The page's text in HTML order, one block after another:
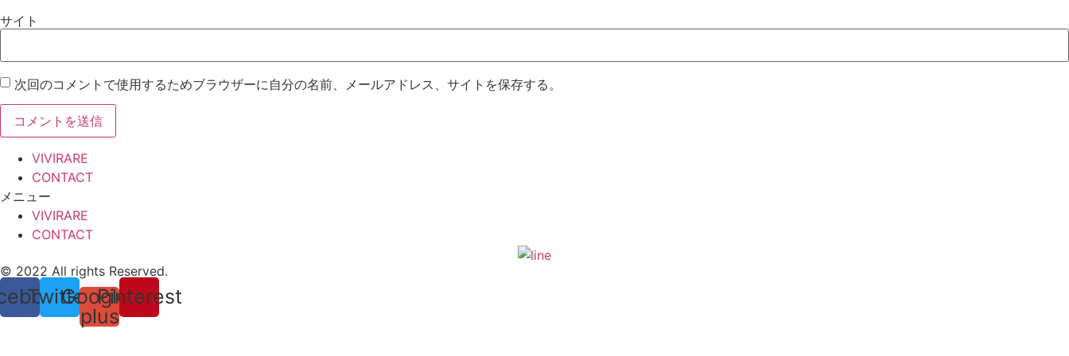
サイト
次回のコメントで使用するためブラウザーに自分の名前、メールアドレス、サイトを保存する。
VIVIRARE
CONTACT
メニュー
VIVIRARE
CONTACT
© 2022 All rights Reserved.
TwitterGoogle-
plus
Pinterest